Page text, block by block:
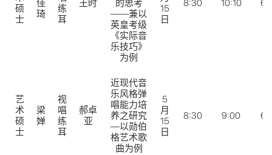
硕
士
佳
琦
练
耳
王时
的思考
——兼以
英皇考级
《实际音
乐技巧》
为例
15
日
8:30 10:10
艺
术
硕
士
梁
婵
视
唱
练
耳
郝卓
亚
近现代音
乐风格弹
唱能力培
养之研究
—以勋伯
格艺术歌
曲为例
5
月
15
日
8:30 9:00